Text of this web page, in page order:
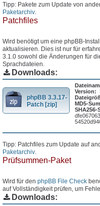
Tipp: Pakete zum Update von
Paketarchiv
Patchfiles
Wird benötigt um eine phpBB-
aktualisieren. Dies ist nur für
3.1.0 sowohl die Änderungen für
Sprachdateien.
Downloads:
phpBB 3.3.17-
Patch [zip]
Version:
MD5-
SHA256-
Tipp: Patchfiles zum Update auf
Paketarchiv
Prüfsummen-Paket
Wird für den phpBB File Check
auf Vollständigkeit prüfen, um
Downloads: